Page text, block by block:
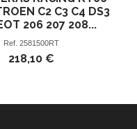
C2 C3 C4 DS3
206 207 208...
Ref. 2581500RT
218,10 €